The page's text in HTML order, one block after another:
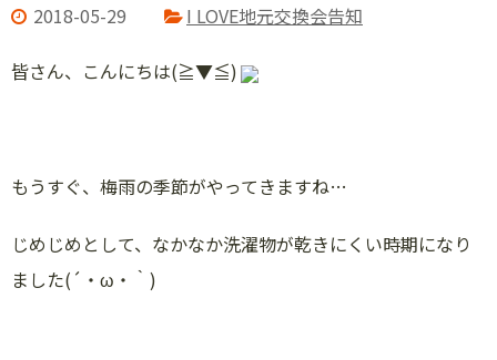
2018-05-29 I LOVE地元交換会告知
皆さん、こんにちは(≧▼≦)
もうすぐ、梅雨の季節がやってきますね…
じめじめとして、なかなか洗濯物が乾きにくい時期になり
ました(´・ω・｀)